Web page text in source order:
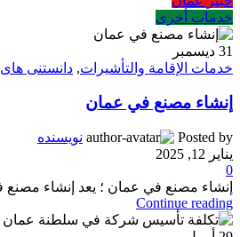
خدمات أخرى
31 ديسمبر
خدمات الإقامة والتأشيرات, دانستنی
إنشاء مصنع في عمان
Posted by
نویسنده
يناير 12, 2025
0
إنشاء مصنع في عمان ؛ يعد إنشاء
Continue reading